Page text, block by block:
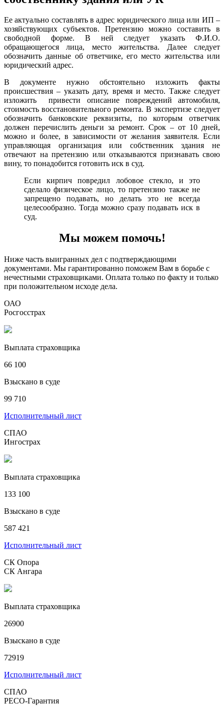
Ее актуально составлять в адрес юридического лица или ИП –
хозяйствующих субъектов. Претензию можно составить в
свободной форме. В ней следует указать Ф.И.О.
обращающегося лица, место жительства. Далее следует
обозначить данные об ответчике, его место жительства или
юридический адрес.
В документе нужно обстоятельно изложить факты
происшествия – указать дату, время и место. Также следует
изложить привести описание повреждений автомобиля,
стоимость восстановительного ремонта. В экспертизе следует
обозначить банковские реквизиты, по которым ответчик
должен перечислить деньги за ремонт. Срок – от 10 дней,
можно и более, в зависимости от желания заявителя. Если
управляющая организация или собственник здания не
отвечают на претензию или отказываются признавать свою
вину, то понадобится готовить иск в суд.
Если кирпич повредил лобовое стекло, и это
сделало физическое лицо, то претензию также не
запрещено подавать, но делать это не всегда
целесообразно. Тогда можно сразу подавать иск в
суд.
Мы можем помочь!
Ниже часть выигранных дел с подтверждающими
документами. Мы гарантированно поможем Вам в борьбе с
нечестными страховщиками. Оплата только по факту и только
при положительном исходе дела.
ОАО
Росгосстрах
Выплата страховщика
66 100
Взыскано в суде
99 710
Исполнительный лист
СПАО
Ингострах
Выплата страховщика
133 100
Взыскано в суде
587 421
Исполнительный лист
СК Опора
СК Ангара
Выплата страховщика
26900
Взыскано в суде
72919
Исполнительный лист
СПАО
РЕСО-Гарантия